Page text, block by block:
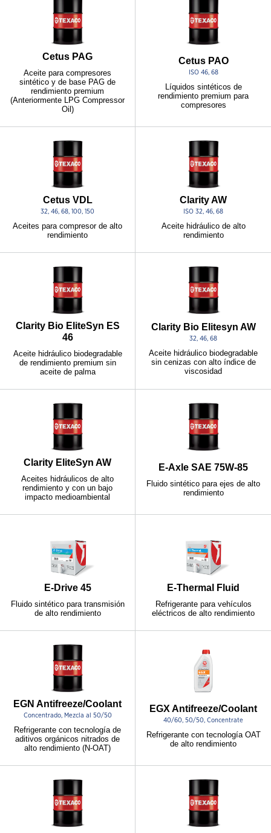
Cetus PAG
Aceite para compresores
sintético y de base PAG de
rendimiento premium
(Anteriormente LPG Compressor
Oil)
Cetus PAO
ISO 46, 68
Líquidos sintéticos de
rendimiento premium para
compresores
Cetus VDL
32, 46, 68, 100, 150
Aceites para compresor de alto
rendimiento
Clarity AW
ISO 32, 46, 68
Aceite hidráulico de alto
rendimiento
Clarity Bio EliteSyn ES
46
Aceite hidráulico biodegradable
de rendimiento premium sin
aceite de palma
Clarity Bio Elitesyn AW
32, 46, 68
Aceite hidráulico biodegradable
sin cenizas con alto índice de
viscosidad
Clarity EliteSyn AW
Aceites hidráulicos de alto
rendimiento y con un bajo
impacto medioambiental
E-Axle SAE 75W-85
Fluido sintético para ejes de alto
rendimiento
E-Drive 45
Fluido sintético para transmisión
de alto rendimiento
E-Thermal Fluid
Refrigerante para vehículos
eléctricos de alto rendimiento
EGN Antifreeze/Coolant
Concentrado, Mezcla al 50/50
Refrigerante con tecnología de
aditivos orgánicos nitrados de
alto rendimiento (N-OAT)
EGX Antifreeze/Coolant
40/60, 50/50, Concentrate
Refrigerante con tecnología OAT
de alto rendimiento